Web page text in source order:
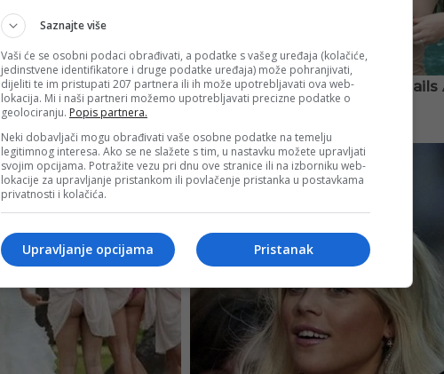
Saznajte više
Vaši će se osobni podaci obrađivati, a podatke s vašeg uređaja (kolačiće,
jedinstvene identifikatore i druge podatke uređaja) može pohranjivati,
dijeliti te im pristupati 207 partnera ili ih može upotrebljavati ova web-
lokacija. Mi i naši partneri možemo upotrebljavati precizne podatke o
geolociranju. Popis partnera.
Neki dobavljači mogu obrađivati vaše osobne podatke na temelju
legitimnog interesa. Ako se ne slažete s tim, u nastavku možete upravljati
svojim opcijama. Potražite vezu pri dnu ove stranice ili na izborniku web-
lokacije za upravljanje pristankom ili povlačenje pristanka u postavkama
privatnosti i kolačića.
Pristanak
Upravljanje opcijama